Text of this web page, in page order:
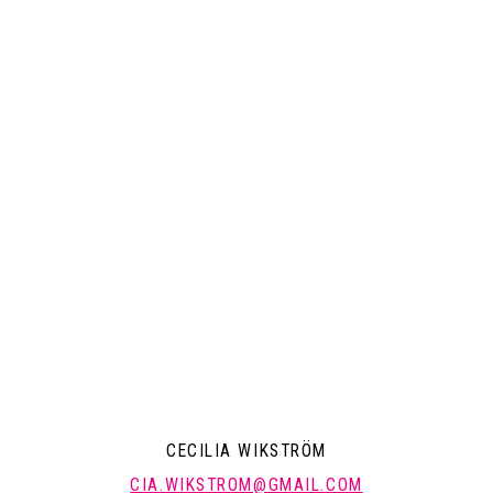
CECILIA WIKSTRÖM
CIA.WIKSTROM@GMAIL.COM